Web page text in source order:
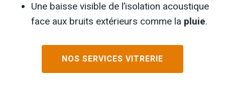
Une baisse visible de l’isolation acoustique
face aux bruits extérieurs comme la pluie.
NOS SERVICES VITRERIE